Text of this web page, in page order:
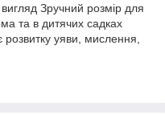
Зручний розмір для
та в дитячих садках
розвитку уяви, мислення,